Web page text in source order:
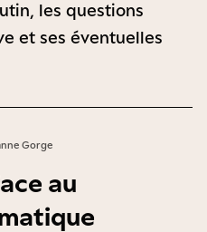
les questions
et ses éventuelles
Gorge
au